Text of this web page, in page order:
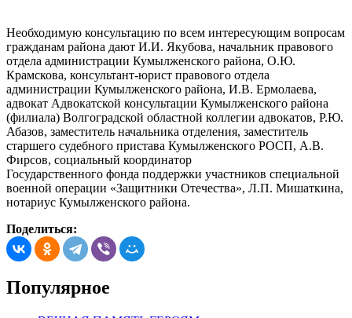
Необходимую консультацию по всем интересующим вопросам
гражданам района дают И.И. Якубова, начальник правового
отдела администрации Кумылженского района, О.Ю.
Крамскова, консультант-юрист правового отдела
администрации Кумылженского района, И.В. Ермолаева,
адвокат Адвокатской консультации Кумылженского района
(филиала) Волгоградской областной коллегии адвокатов, Р.Ю.
Абазов, заместитель начальника отделения, заместитель
старшего судебного пристава Кумылженского РОСП, А.В.
Фирсов, социальный координатор
Государственного фонда поддержки участников специальной
военной операции «Защитники Отечества», Л.П. Мишаткина,
нотариус Кумылженского района.
Поделиться:
Популярное